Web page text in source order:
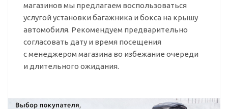
магазинов мы предлагаем воспользоваться
услугой установки багажника и бокса на крышу
автомобиля. Рекомендуем предварительно
согласовать дату и время посещения
с менеджером магазина во избежание очереди
и длительного ожидания.